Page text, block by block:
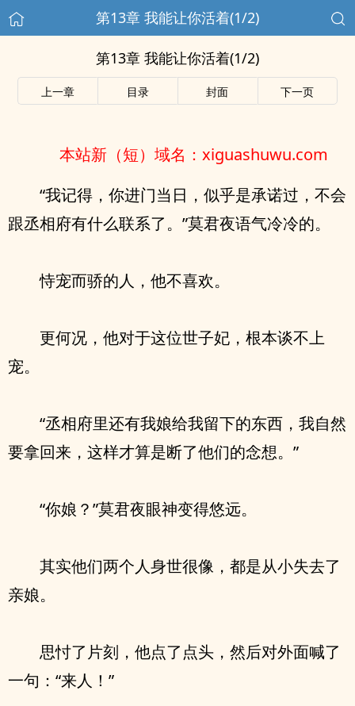
第13章 我能让你活着(1/2)
第13章 我能让你活着(1/2)
上一章 目录 封面 下一页
本站新（短）域名：xiguashuwu.com
“我记得，你进门当日，似乎是承诺过，不会
跟丞相府有什么联系了。”莫君夜语气冷冷的。
恃宠而骄的人，他不喜欢。
更何况，他对于这位世子妃，根本谈不上
宠。
“丞相府里还有我娘给我留下的东西，我自然
要拿回来，这样才算是断了他们的念想。”
“你娘？”莫君夜眼神变得悠远。
其实他们两个人身世很像，都是从小失去了
亲娘。
思忖了片刻，他点了点头，然后对外面喊了
一句：“来人！”